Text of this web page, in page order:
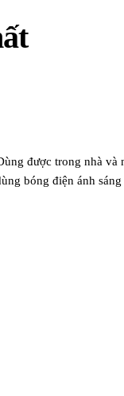
được trong nhà
bóng điện ánh sáng